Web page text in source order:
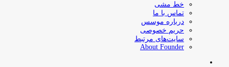
خط مشی
تماس با ما
درباره موسس
حریم خصوصی
سایت‌های مرتبط
About Founder